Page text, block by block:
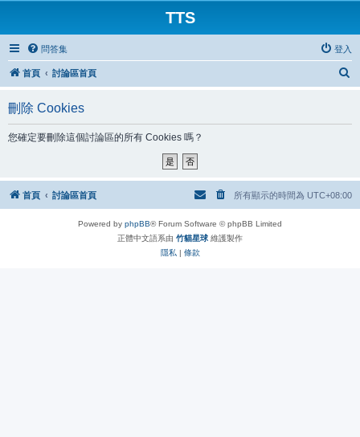
TTS
問答集 登入
首頁 討論區首頁
刪除 Cookies
您確定要刪除這個討論區的所有 Cookies 嗎？
首頁 討論區首頁 所有顯示的時間為 UTC+08:00
Powered by phpBB® Forum Software © phpBB Limited
正體中文語系由 竹貓星球 維護製作
隱私 | 條款